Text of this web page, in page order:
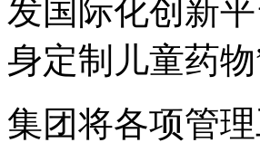
发国际化创新
身定制儿童药
集团将各项管